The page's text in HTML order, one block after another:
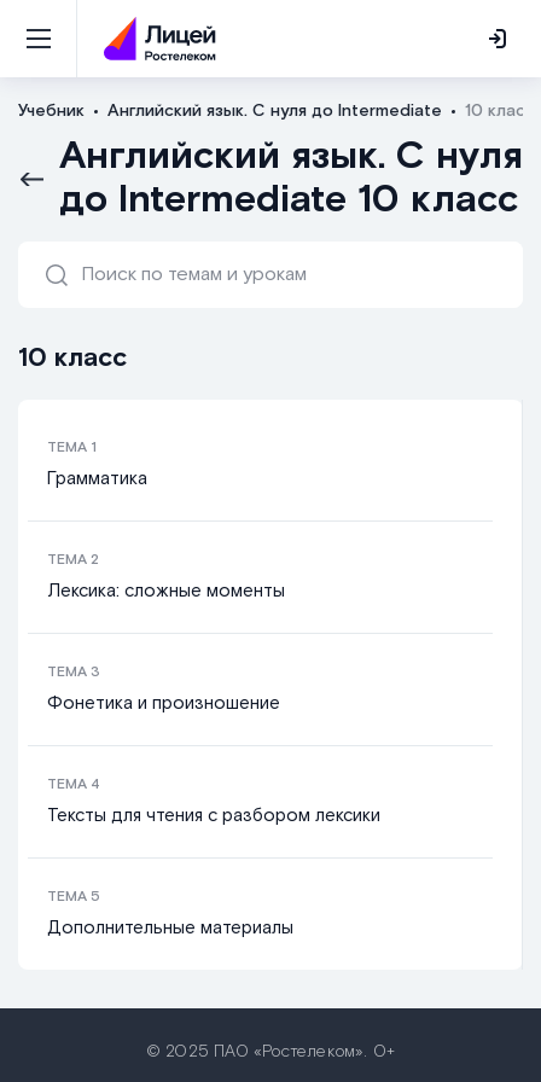
Учебник Английский язык. С нуля до Intermediate 10 класс
Английский язык. С нуля
до Intermediate 10 класс
10 класс
ТЕМА 1
Грамматика
ТЕМА 2
Лексика: сложные моменты
ТЕМА 3
Фонетика и произношение
ТЕМА 4
Тексты для чтения с разбором лексики
ТЕМА 5
Дополнительные материалы
© 2025 ПАО «Ростелеком». 0+